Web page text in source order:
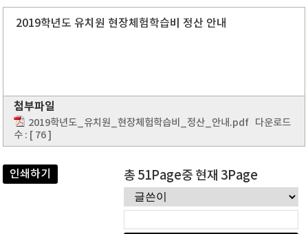
2019학년도 유치원 현장체험학습비 정산 안내
첨부파일
2019학년도_유치원_현장체험학습비_정산_안내.pdf 다운로드
수 : [ 76 ]
인쇄하기 총 51Page중 현재 3Page